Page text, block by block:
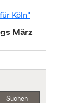
Köln"
März
Suchen